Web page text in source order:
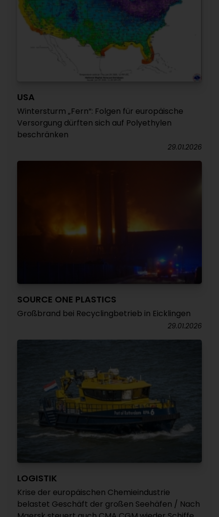
USA
Wintersturm „Fern“: Folgen für europäische
Versorgung dürften sich auf Polyethylen
beschränken
29.01.2026
SOURCE ONE PLASTICS
Großbrand bei Recyclingbetrieb in Eicklingen
29.01.2026
LOGISTIK
Krise der europäischen Chemieindustrie
belastet Geschäft der großen Seehäfen / Nach